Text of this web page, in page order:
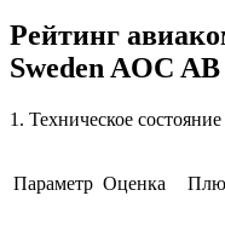
Рейтинг
Sweden AOC AB
1. Техническое состояние
Параметр Оценка